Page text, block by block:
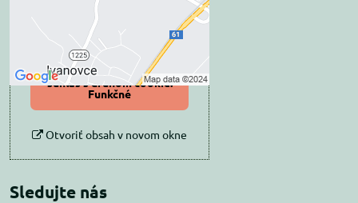
Povoliť tentokrát
Povoliť a zapamätať -
súhlas s druhom cookie:
Funkčné
Otvoriť obsah v novom okne
Sledujte nás